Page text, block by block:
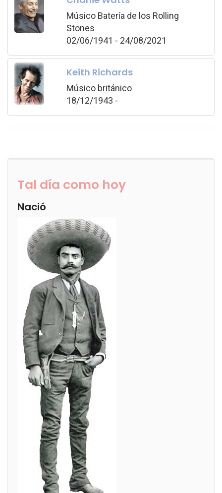
Músico Batería de los Rolling
Stones
02/06/1941 - 24/08/2021
Keith Richards
Músico británico
18/12/1943 -
Tal día como hoy
Nació